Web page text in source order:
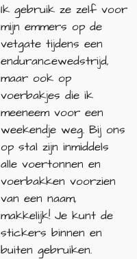
Ik gebruik ze zelf voor
mijn emmers op de
vetgate tijdens een
endurancewedstrijd,
maar ook op
voerbakjes die ik
meeneem voor een
weekendje weg. Bij ons
op stal zijn inmiddels
alle voertonnen en
voerbakken voorzien
van een naam,
makkelijk! Je kunt de
stickers binnen en
buiten gebruiken.